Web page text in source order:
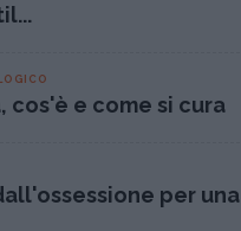
cos'è e come si cura
per una